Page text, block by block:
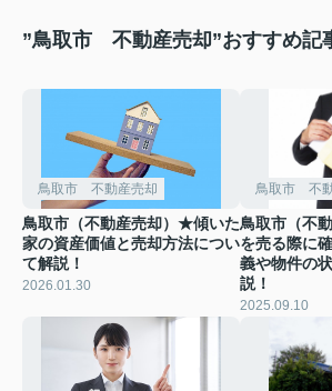
”鳥取市 不動産売却”おすすめ記
鳥取市 不動産売却
鳥取市（不動産売却）★傾いた
家の資産価値と売却方法につい
て解説！
2026.01.30
鳥取市 不
鳥取市（不
を売る際に
義や物件の
説！
2025.09.10